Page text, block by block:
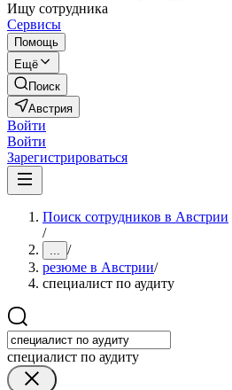
Ищу сотрудника
Сервисы
Помощь
Ещё
Поиск
Австрия
Войти
Войти
Зарегистрироваться
Поиск сотрудников в Австрии
/
... /
резюме в Австрии/
специалист по аудиту
специалист по аудиту